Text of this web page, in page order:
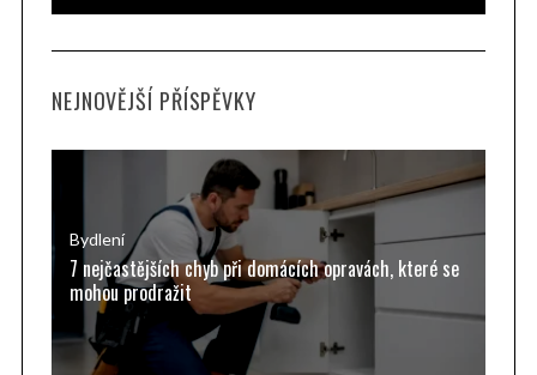
c
A
C
NEJNOVĚJŠÍ PŘÍSPĚVKY
Bydlení
7 nejčastějších chyb při domácích opravách, které se
mohou prodražit